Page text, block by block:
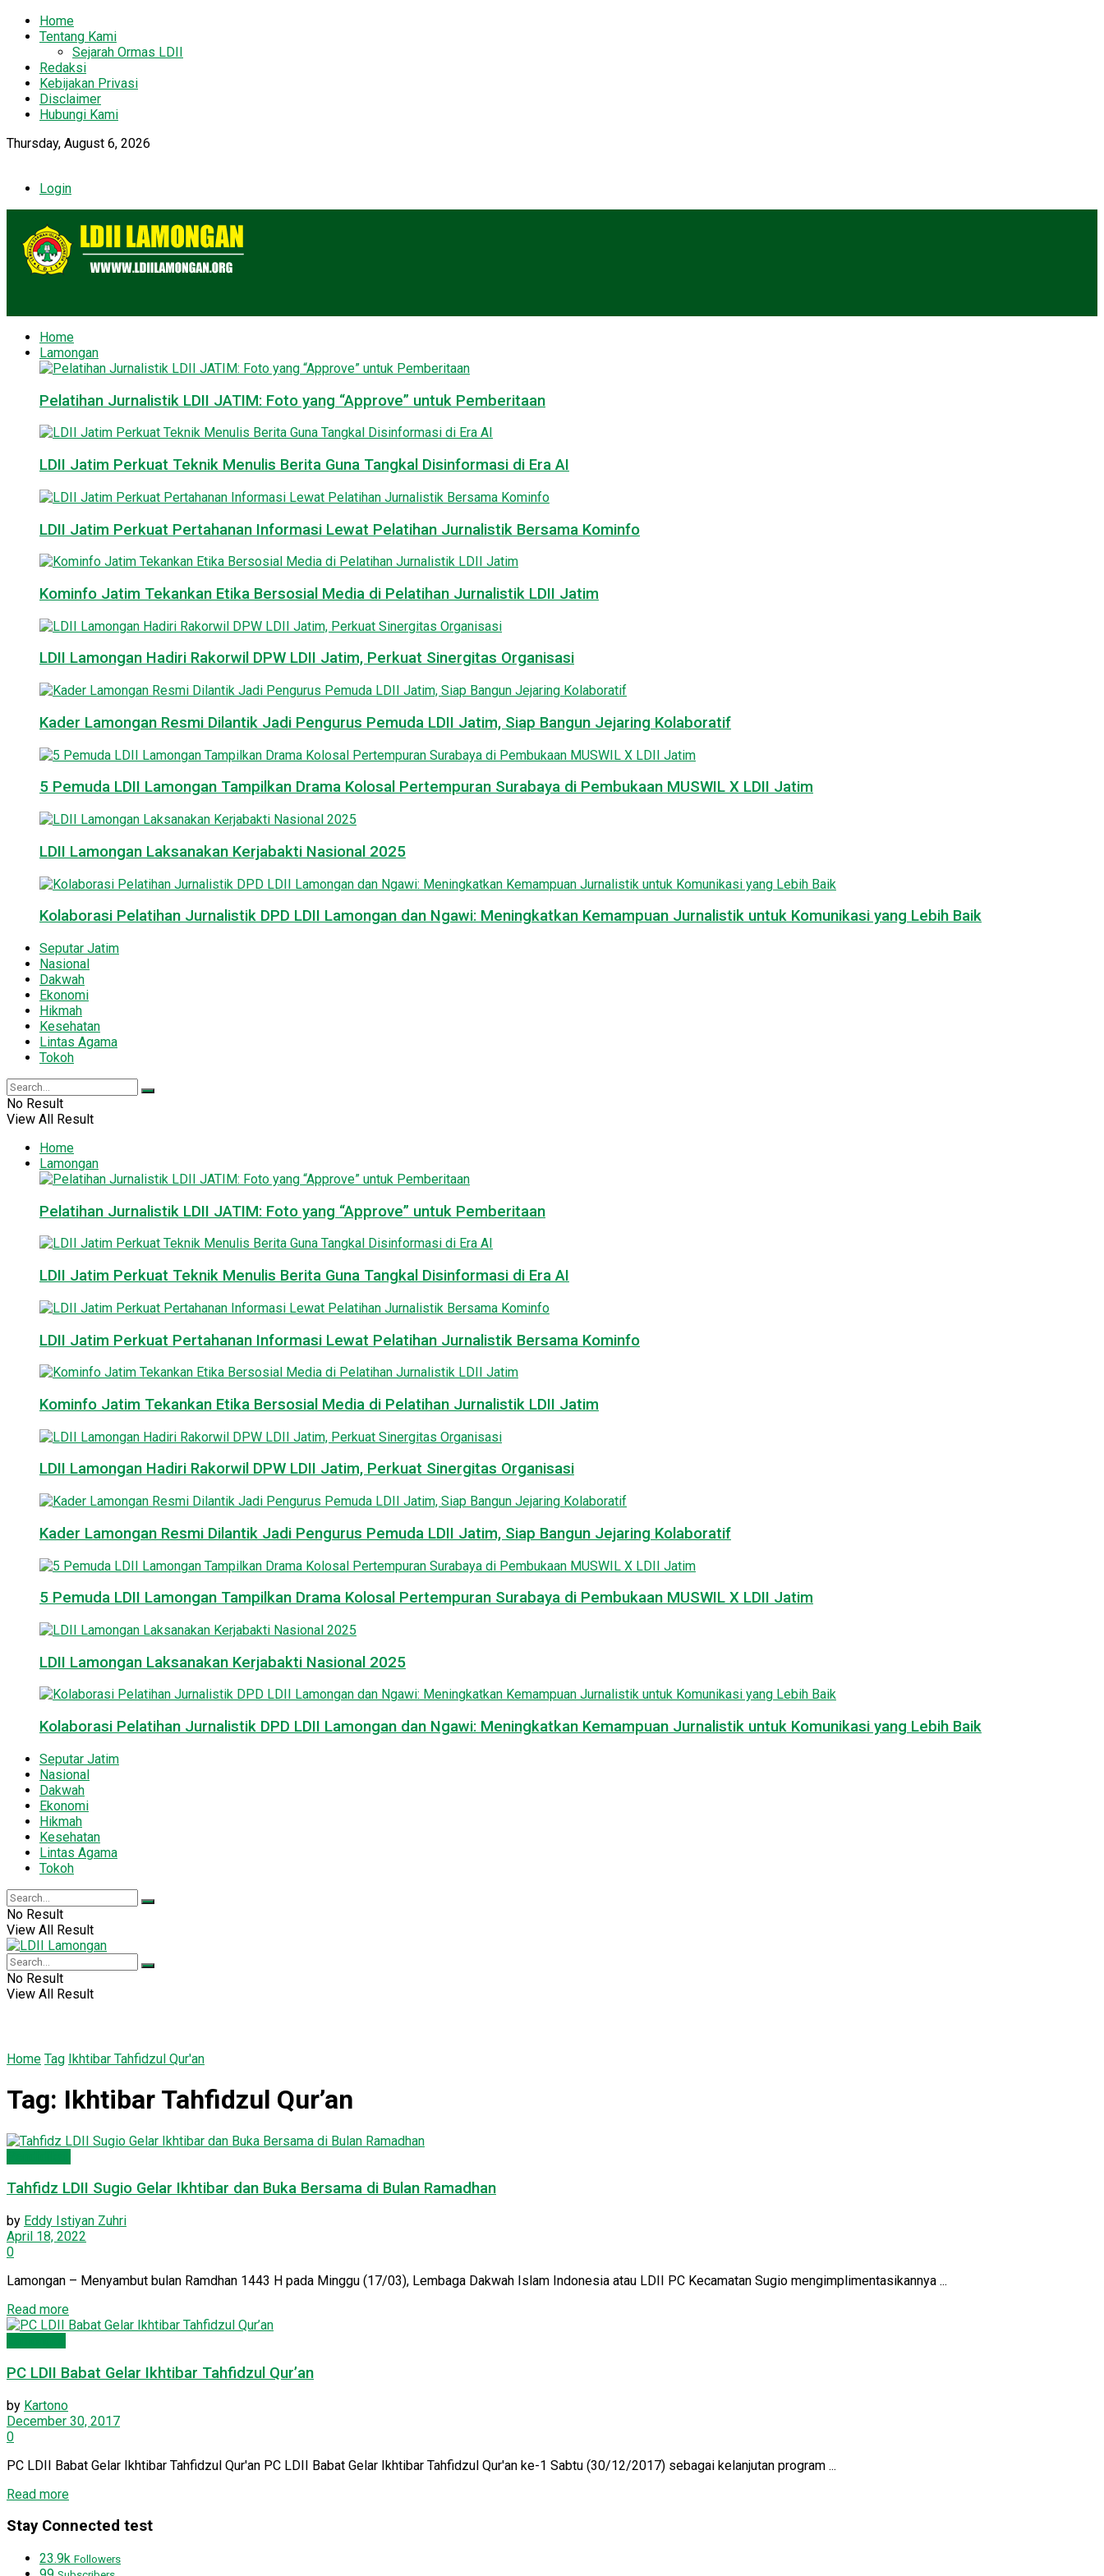
Home
Tentang Kami
Sejarah Ormas LDII
Redaksi
Kebijakan Privasi
Disclaimer
Hubungi Kami
Thursday, August 6, 2026
Login
Home
Lamongan
Pelatihan Jurnalistik LDII JATIM: Foto yang “Approve” untuk Pemberitaan
LDII Jatim Perkuat Teknik Menulis Berita Guna Tangkal Disinformasi di Era AI
LDII Jatim Perkuat Pertahanan Informasi Lewat Pelatihan Jurnalistik Bersama Kominfo
Kominfo Jatim Tekankan Etika Bersosial Media di Pelatihan Jurnalistik LDII Jatim
LDII Lamongan Hadiri Rakorwil DPW LDII Jatim, Perkuat Sinergitas Organisasi
Kader Lamongan Resmi Dilantik Jadi Pengurus Pemuda LDII Jatim, Siap Bangun Jejaring Kolaboratif
5 Pemuda LDII Lamongan Tampilkan Drama Kolosal Pertempuran Surabaya di Pembukaan MUSWIL X LDII Jatim
LDII Lamongan Laksanakan Kerjabakti Nasional 2025
Kolaborasi Pelatihan Jurnalistik DPD LDII Lamongan dan Ngawi: Meningkatkan Kemampuan Jurnalistik untuk Komunikasi yang Lebih Baik
Seputar Jatim
Nasional
Dakwah
Ekonomi
Hikmah
Kesehatan
Lintas Agama
Tokoh
No Result
View All Result
Home
Lamongan
Pelatihan Jurnalistik LDII JATIM: Foto yang “Approve” untuk Pemberitaan
LDII Jatim Perkuat Teknik Menulis Berita Guna Tangkal Disinformasi di Era AI
LDII Jatim Perkuat Pertahanan Informasi Lewat Pelatihan Jurnalistik Bersama Kominfo
Kominfo Jatim Tekankan Etika Bersosial Media di Pelatihan Jurnalistik LDII Jatim
LDII Lamongan Hadiri Rakorwil DPW LDII Jatim, Perkuat Sinergitas Organisasi
Kader Lamongan Resmi Dilantik Jadi Pengurus Pemuda LDII Jatim, Siap Bangun Jejaring Kolaboratif
5 Pemuda LDII Lamongan Tampilkan Drama Kolosal Pertempuran Surabaya di Pembukaan MUSWIL X LDII Jatim
LDII Lamongan Laksanakan Kerjabakti Nasional 2025
Kolaborasi Pelatihan Jurnalistik DPD LDII Lamongan dan Ngawi: Meningkatkan Kemampuan Jurnalistik untuk Komunikasi yang Lebih Baik
Seputar Jatim
Nasional
Dakwah
Ekonomi
Hikmah
Kesehatan
Lintas Agama
Tokoh
No Result
View All Result
No Result
View All Result
Home Tag Ikhtibar Tahfidzul Qur'an
Tag: Ikhtibar Tahfidzul Qur’an
Tahfidz LDII Sugio Gelar Ikhtibar dan Buka Bersama di Bulan Ramadhan
by Eddy Istiyan Zuhri
April 18, 2022
0
Lamongan – Menyambut bulan Ramdhan 1443 H pada Minggu (17/03), Lembaga Dakwah Islam Indonesia atau LDII PC Kecamatan Sugio mengimplimentasikannya ...
Read moreDetails
PC LDII Babat Gelar Ikhtibar Tahfidzul Qur’an
by Kartono
December 30, 2017
0
PC LDII Babat Gelar Ikhtibar Tahfidzul Qur'an PC LDII Babat Gelar Ikhtibar Tahfidzul Qur'an ke-1 Sabtu (30/12/2017) sebagai kelanjutan program ...
Read moreDetails
Stay Connected test
23.9k Followers